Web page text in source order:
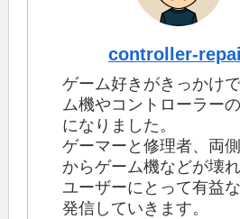
controller-
ゲーム好きがきっかけ
ム機やコントローラー
になりました。
ゲーマーと修理者、両
からゲーム機などが壊れ
ユーザーにとって有益
発信していきます。